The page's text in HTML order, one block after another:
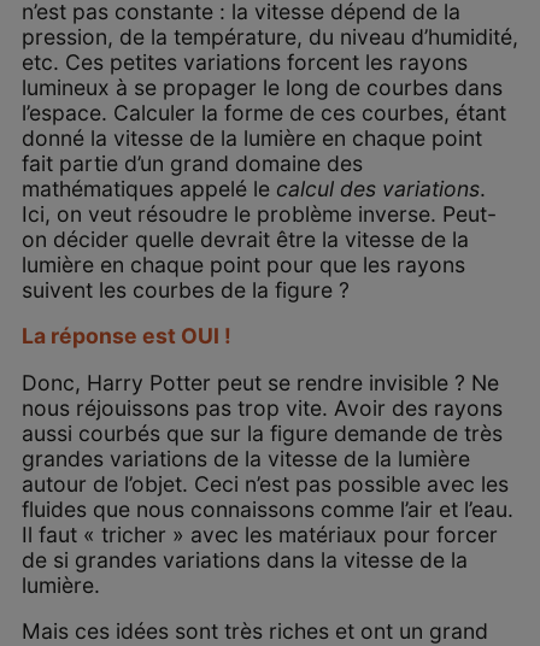
n’est pas constante : la vitesse dépend de la
pression, de la température, du niveau d’humidité,
etc. Ces petites variations forcent les rayons
lumineux à se propager le long de courbes dans
l’espace. Calculer la forme de ces courbes, étant
donné la vitesse de la lumière en chaque point
fait partie d’un grand domaine des
mathématiques appelé le calcul des variations.
Ici, on veut résoudre le problème inverse. Peut-
on décider quelle devrait être la vitesse de la
lumière en chaque point pour que les rayons
suivent les courbes de la figure ?
La réponse est OUI !
Donc, Harry Potter peut se rendre invisible ? Ne
nous réjouissons pas trop vite. Avoir des rayons
aussi courbés que sur la figure demande de très
grandes variations de la vitesse de la lumière
autour de l’objet. Ceci n’est pas possible avec les
fluides que nous connaissons comme l’air et l’eau.
Il faut « tricher » avec les matériaux pour forcer
de si grandes variations dans la vitesse de la
lumière.
Mais ces idées sont très riches et ont un grand